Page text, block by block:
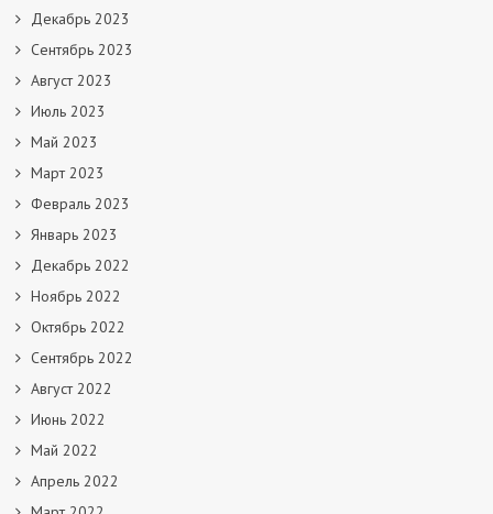
Декабрь 2023
Сентябрь 2023
Август 2023
Июль 2023
Май 2023
Март 2023
Февраль 2023
Январь 2023
Декабрь 2022
Ноябрь 2022
Октябрь 2022
Сентябрь 2022
Август 2022
Июнь 2022
Май 2022
Апрель 2022